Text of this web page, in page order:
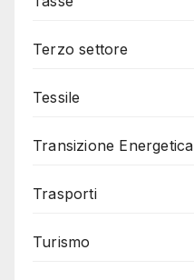
Terzo settore
Tessile
Transizione Energetica
Trasporti
Turismo